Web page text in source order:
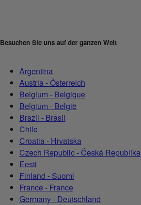
Besuchen Sie uns auf der ganzen Welt
Argentina
Austria - Österreich
Belgium - Belgique
Belgium - België
Brazil - Brasil
Chile
Croatia - Hrvatska
Czech Republic - Česká Republika
Eesti
Finland - Suomi
France - France
Germany - Deutschland